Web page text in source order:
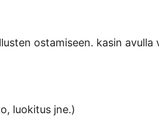
ostamiseen. kasin avulla
luokitus jne.)